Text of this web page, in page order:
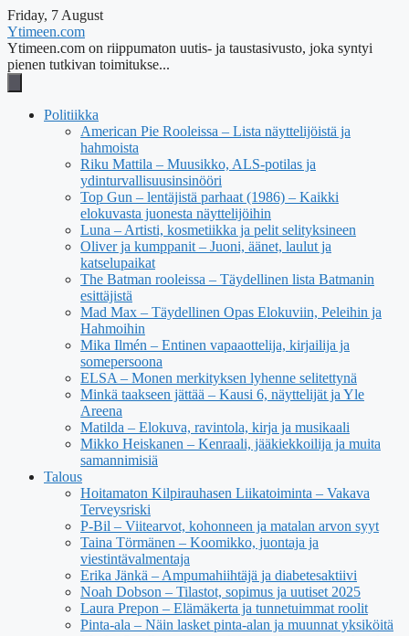
Friday, 7 August
Ytimeen.com
Ytimeen.com on riippumaton uutis- ja taustasivusto, joka syntyi
pienen tutkivan toimitukse...
Politiikka
American Pie Rooleissa – Lista näyttelijöistä ja
hahmoista
Riku Mattila – Muusikko, ALS-potilas ja
ydinturvallisuusinsinööri
Top Gun – lentäjistä parhaat (1986) – Kaikki
elokuvasta juonesta näyttelijöihin
Luna – Artisti, kosmetiikka ja pelit selityksineen
Oliver ja kumppanit – Juoni, äänet, laulut ja
katselupaikat
The Batman rooleissa – Täydellinen lista Batmanin
esittäjistä
Mad Max – Täydellinen Opas Elokuviin, Peleihin ja
Hahmoihin
Mika Ilmén – Entinen vapaaottelija, kirjailija ja
somepersoona
ELSA – Monen merkityksen lyhenne selitettynä
Minkä taakseen jättää – Kausi 6, näyttelijät ja Yle
Areena
Matilda – Elokuva, ravintola, kirja ja musikaali
Mikko Heiskanen – Kenraali, jääkiekkoilija ja muita
samannimisiä
Talous
Hoitamaton Kilpirauhasen Liikatoiminta – Vakava
Terveysriski
P-Bil – Viitearvot, kohonneen ja matalan arvon syyt
Taina Törmänen – Koomikko, juontaja ja
viestintävalmentaja
Erika Jänkä – Ampumahiihtäjä ja diabetesaktiivi
Noah Dobson – Tilastot, sopimus ja uutiset 2025
Laura Prepon – Elämäkerta ja tunnetuimmat roolit
Pinta-ala – Näin lasket pinta-alan ja muunnat yksiköitä